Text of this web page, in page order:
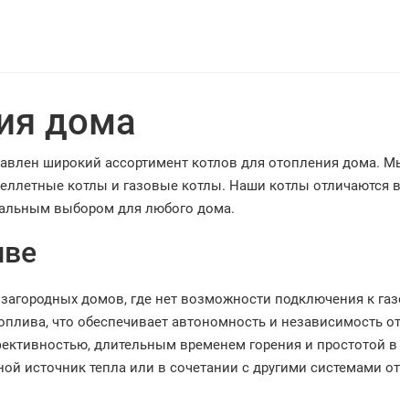
дома
широкий ассортимент котлов для отопления дома.
котлы и газовые котлы. Наши котлы отличаются
выбором для любого дома.
домов, где нет возможности подключения к
что обеспечивает автономность и независимость
длительным временем горения и простотой
источник тепла или в сочетании с другими системами